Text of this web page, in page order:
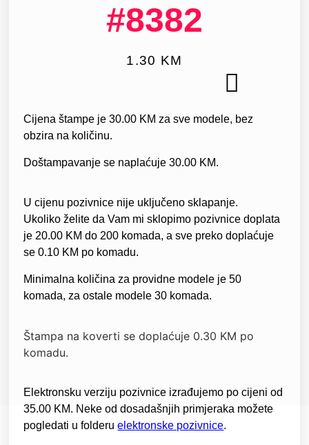
#8382
1.30 KM
Cijena štampe je 30.00 KM za sve modele, bez
obzira na količinu.
Doštampavanje se naplaćuje 30.00 KM.
U cijenu pozivnice nije uključeno sklapanje.
Ukoliko želite da Vam mi sklopimo pozivnice doplata
je 20.00 KM do 200 komada, a sve preko doplaćuje
se 0.10 KM po komadu.
Minimalna količina za providne modele je 50
komada, za ostale modele 30 komada.
Štampa na koverti se doplaćuje 0.30 KM po
komadu.
Elektronsku verziju pozivnice izrađujemo po cijeni od
35.00 KM. Neke od dosadašnjih primjeraka možete
pogledati u folderuelektronske pozivnice.